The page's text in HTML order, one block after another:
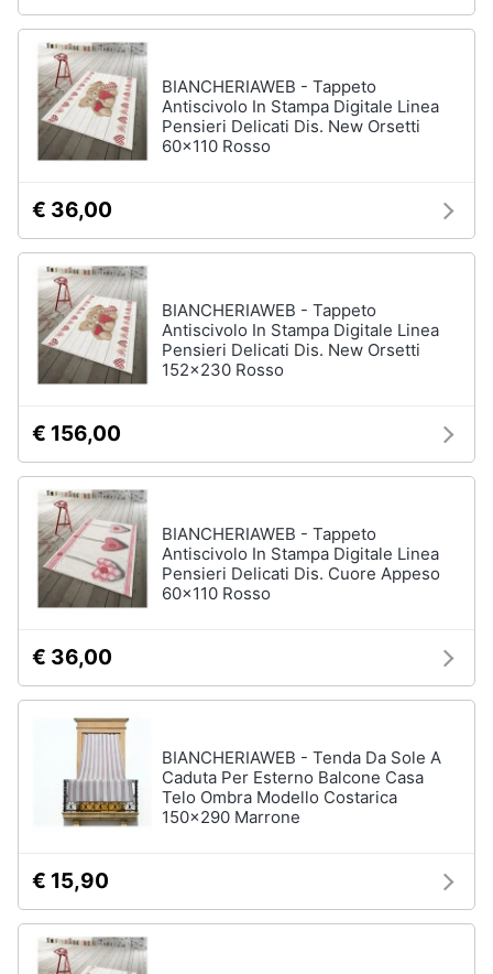
BIANCHERIAWEB - Tappeto
Antiscivolo In Stampa Digitale Linea
Pensieri Delicati Dis. New Orsetti
60x110 Rosso
€ 36,00
BIANCHERIAWEB - Tappeto
Antiscivolo In Stampa Digitale Linea
Pensieri Delicati Dis. New Orsetti
152x230 Rosso
€ 156,00
BIANCHERIAWEB - Tappeto
Antiscivolo In Stampa Digitale Linea
Pensieri Delicati Dis. Cuore Appeso
60x110 Rosso
€ 36,00
BIANCHERIAWEB - Tenda Da Sole A
Caduta Per Esterno Balcone Casa
Telo Ombra Modello Costarica
150x290 Marrone
€ 15,90